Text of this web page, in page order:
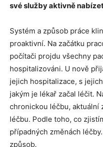
své služby aktivně
Systém a způsob práce
proaktivní. Na začátku
počítači projdu všechny
hospitalizováni. U nově
jejich hospitalizace, s
jakým je lékař začal léčit.
chronickou léčbu, aktuální
léčbu. Podle toho, co
případných změnách
způsob.